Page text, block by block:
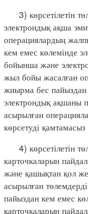
3) көрсетілетін
электрондық ақша
операциялардың
кем емес көлемінде
бойынша және
жыл бойы жасалған
жиырма бес
электрондық ақшаны
асырылған
көрсетуді
4) көрсетілетін
карточкаларын
және қашықтан қол
асырылған
пайыздан кем емес
карточкаларын